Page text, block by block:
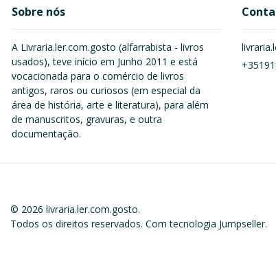
Sobre nós
A Livraria.ler.com.gosto (alfarrabista - livros
usados), teve início em Junho 2011 e está
vocacionada para o comércio de livros
antigos, raros ou curiosos (em especial da
área de história, arte e literatura), para além
de manuscritos, gravuras, e outra
documentação.
© 2026 livraria.ler.com.gosto.
Todos os direitos reservados. Com tecnologia Jumpseller.